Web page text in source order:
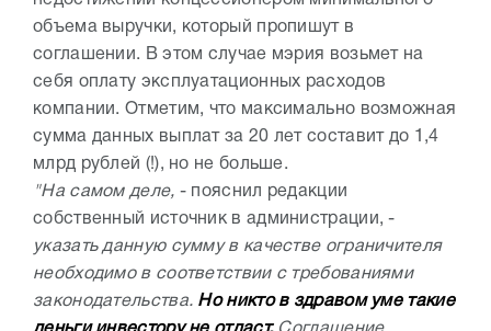
объема выручки, который пропишут в
соглашении. В этом случае мэрия возьмет на
себя оплату эксплуатационных расходов
компании. Отметим, что максимально возможная
сумма данных выплат за 20 лет составит до 1,4
млрд рублей (!), но не больше.
"На самом деле, - пояснил редакции
собственный источник в администрации, -
указать данную сумму в качестве ограничителя
необходимо в соответствии с требованиями
законодательства. Но никто в здравом уме такие